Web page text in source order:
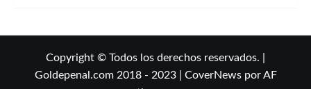
Copyright © Todos los derechos reservados. |
Goldepenal.com 2018 - 2023
CoverNewspor AF